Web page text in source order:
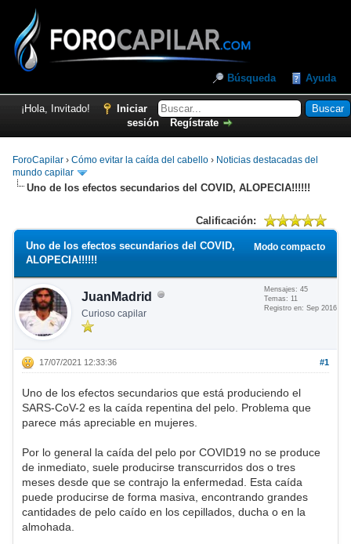
Búsqueda Ayuda
¡Hola, Invitado!
Iniciar
sesión
Regístrate
ForoCapilar ›Cómo evitar la caída del cabello › Noticias destacadas del
mundo capilar
Uno de los efectos secundarios del COVID, ALOPECIA!!!!!!
Calificación:
Modo compacto
Uno de los efectos secundarios del COVID,
ALOPECIA!!!!!!
JuanMadrid
Curioso capilar
Mensajes: 45
Temas: 11
Registro en: Sep 2016
#1
17/07/2021 12:33:36
Uno de los efectos secundarios que está produciendo el
SARS-CoV-2 es la caída repentina del pelo. Problema que
parece más apreciable en mujeres.
Por lo general la caída del pelo por COVID19 no se produce
de inmediato, suele producirse transcurridos dos o tres
meses desde que se contrajo la enfermedad. Esta caída
puede producirse de forma masiva, encontrando grandes
cantidades de pelo caído en los cepillados, ducha o en la
almohada.